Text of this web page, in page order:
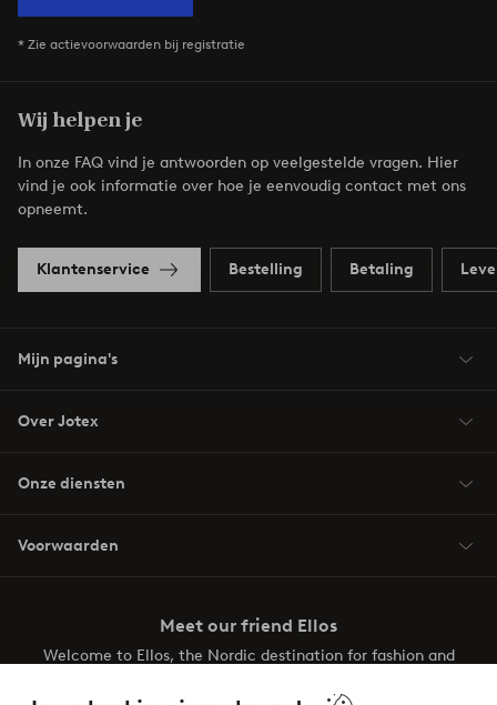
* Zie actievoorwaarden bij registratie
Wij helpen je
In onze FAQ vind je antwoorden op veelgestelde vragen. Hier
vind je ook informatie over hoe je eenvoudig contact met ons
opneemt.
Klantenservice Bestelling Betaling
Mijn pagina's
Over Jotex
Onze diensten
Voorwaarden
Meet our friend Ellos
Welcome to Ellos, the Nordic destination for fashion and